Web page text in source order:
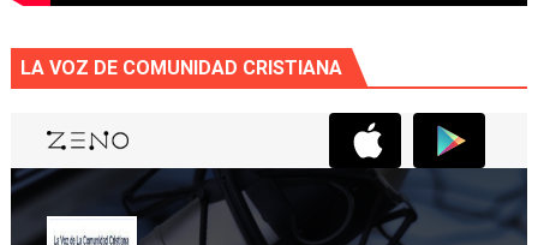
LA VOZ DE COMUNIDAD CRISTIANA